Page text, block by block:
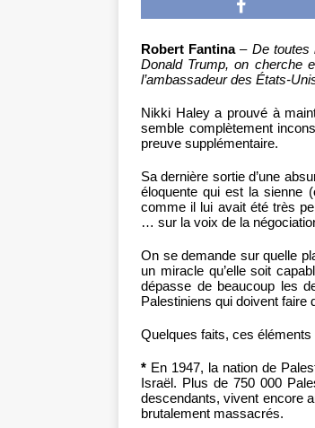
Robert Fantina– De toutes
Donald Trump, on cherche
l’ambassadeur des États-
Nikki Haley a prouvé à
semble complètement
preuve supplémentaire.
Sa dernière sortie d’une
éloquente qui est la sienne
comme il lui avait été très
… sur la voix de la
On se demande sur quelle
un miracle qu’elle soit
dépasse de beaucoup les
Palestiniens qui doivent faire
Quelques faits, ces
* En 1947, la nation de
Israël. Plus de 750 000
descendants, vivent encore
brutalement massacrés.